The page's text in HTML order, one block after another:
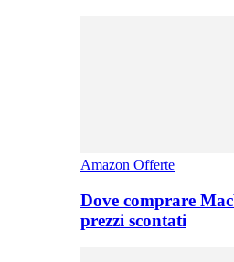
Amazon Offerte
Dove comprare
prezzi scontati